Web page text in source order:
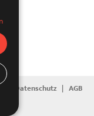
Datenschutz| AGB